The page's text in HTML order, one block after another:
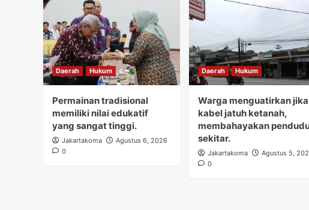
Daerah Hukum
Permainan tradisional
memiliki nilai edukatif
yang sangat tinggi.
Jakartakoma
Agustus 6, 2026
0
Daerah Hukum
Warga menguatirkan jika
kabel jatuh ketanah,
membahayakan
sekitar.
Jakartakoma
Agustus 5,
0